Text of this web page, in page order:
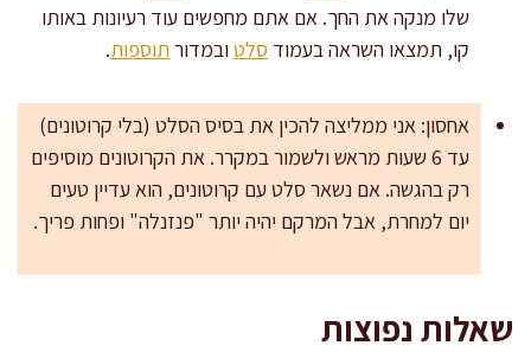
שלו מנקה את החך. אם אתם מחפשים עוד רעיונות באותו
קו, תמצאו השראה בעמוד סלטובמדור תוספות.
אחסון: אני ממליצה להכין את בסיס הסלט (בלי קרוטונים)
עד 6 שעות מראש ולשמור במקרר. את הקרוטונים מוסיפים
רק בהגשה. אם נשאר סלט עם קרוטונים, הוא עדיין טעים
יום למחרת, אבל המרקם יהיה יותר "פנזנלה" ופחות פריך.
שאלות נפוצות